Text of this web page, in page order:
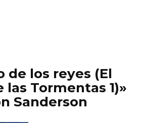
de los reyes (El
las Tormentas 1)»
Sanderson